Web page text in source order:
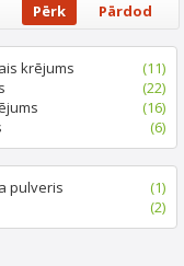
Pārdod
Pērk
krējums
(11)
(22)
(16)
(6)
pulveris
(1)
(2)